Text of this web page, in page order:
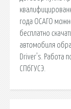
года ОСАГО
бесплатно
автомобиля
Driver's. Работа
СПбГУСЭ.